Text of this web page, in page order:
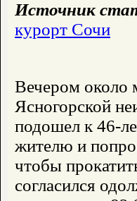
Источник
курорт Сочи
Вечером около
Ясногорской
подошел к 46-
жителю и
чтобы
согласился